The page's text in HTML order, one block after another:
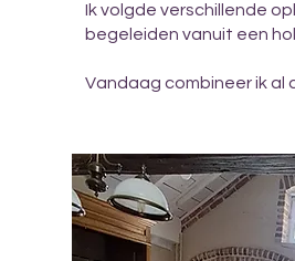
Ik volgde verschillende
begeleiden vanuit een
Vandaag combineer ik al